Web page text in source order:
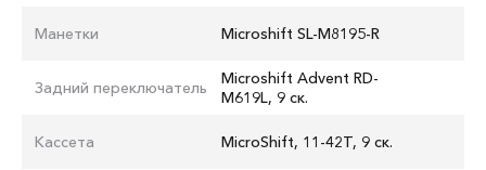
Манетки Microshift SL-M8195-R
Задний переключатель
Microshift Advent RD-
M619L, 9 ск.
Кассета MicroShift, 11-42T, 9 ск.